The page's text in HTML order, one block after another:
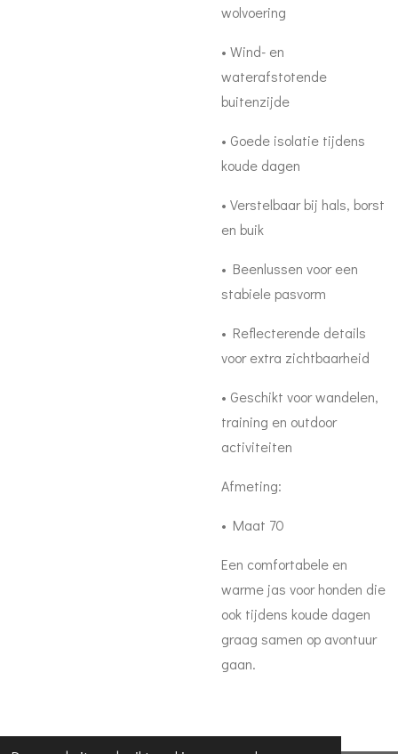
wolvoering
• Wind- en
waterafstotende
buitenzijde
• Goede isolatie tijdens
koude dagen
• Verstelbaar bij hals, borst
en buik
• Beenlussen voor een
stabiele pasvorm
• Reflecterende details
voor extra zichtbaarheid
• Geschikt voor wandelen,
training en outdoor
activiteiten
Afmeting:
• Maat 70
Een comfortabele en
warme jas voor honden die
ook tijdens koude dagen
graag samen op avontuur
gaan.